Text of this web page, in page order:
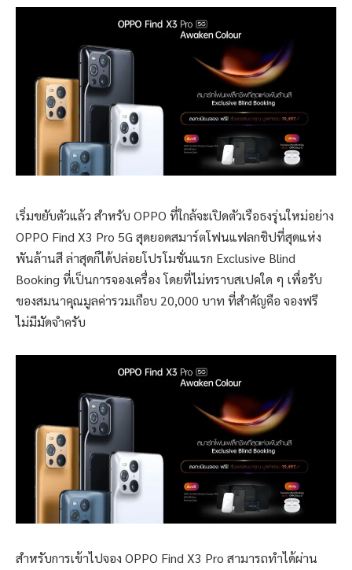
เริ่มขยับตัวแล้ว สำหรับ OPPO ที่ใกล้จะเปิดตัวเรือธงรุ่นใหม่อย่าง
OPPO Find X3 Pro 5G สุดยอดสมาร์ตโฟนแฟลกชิปที่สุดแห่ง
พันล้านสี ล่าสุดก็ได้ปล่อยโปรโมชั่นแรก Exclusive Blind
Booking ที่เป็นการจองเครื่อง โดยที่ไม่ทราบสเปคใด ๆ เพื่อรับ
ของสมนาคุณมูลค่ารวมเกือบ 20,000 บาท ที่สำคัญคือ จองฟรี
ไม่มีมัดจำครับ
สำหรับการเข้าไปจอง OPPO Find X3 Pro สามารถทำได้ผ่าน